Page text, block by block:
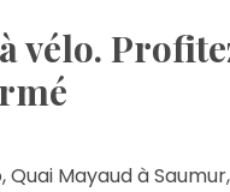
vélo.
Quai Mayaud à